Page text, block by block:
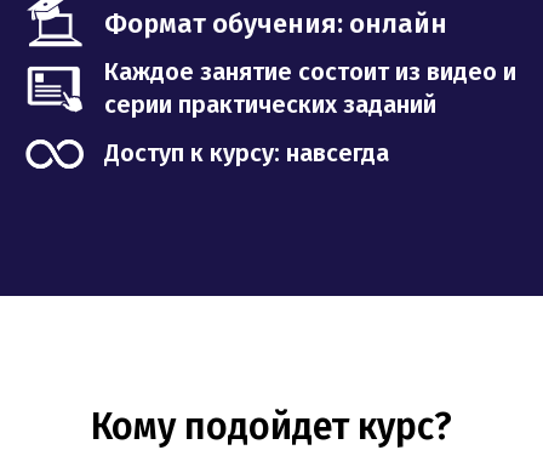
Формат обучения: онлайн
Каждое занятие состоит из видео и
серии практических заданий
Доступ к курсу: навсегда
Кому подойдет курс?